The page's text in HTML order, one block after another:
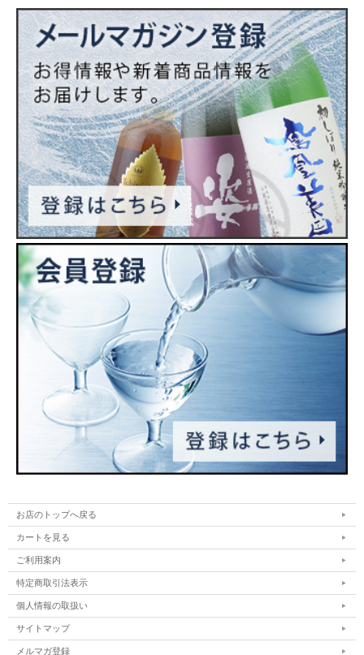
お店のトップへ戻る
カートを見る
ご利用案内
特定商取引法表示
個人情報の取扱い
サイトマップ
メルマガ登録